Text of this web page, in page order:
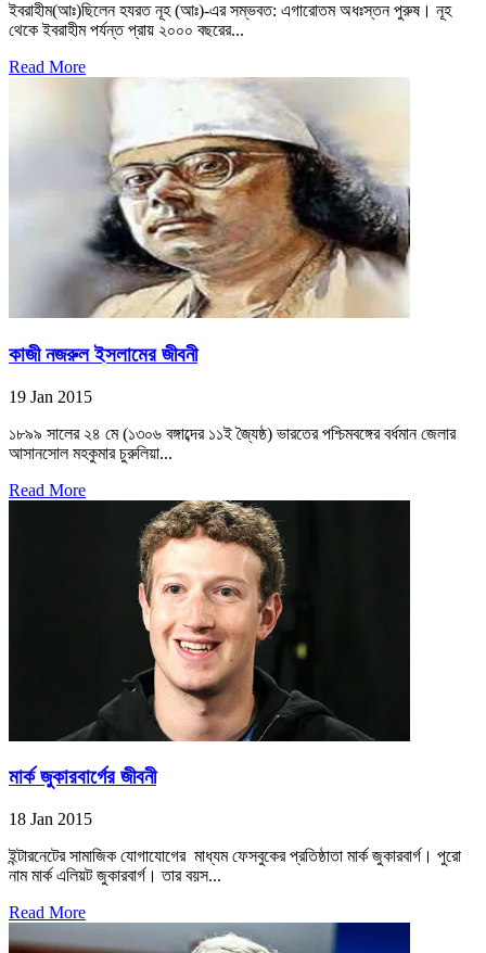
ইবরাহীম(আঃ)ছিলেন হযরত নূহ (আঃ)-এর সম্ভবত: এগারোতম অধঃস্তন পুরুষ। নূহ
থেকে ইবরাহীম পর্যন্ত প্রায় ২০০০ বছরের...
Read More
কাজী নজরুল ইসলামের জীবনী
19 Jan 2015
১৮৯৯ সালের ২৪ মে (১৩০৬ বঙ্গাব্দের ১১ই জ্যৈষ্ঠ) ভারতের পশ্চিমবঙ্গের বর্ধমান জেলার
আসানসোল মহকুমার চুরুলিয়া...
Read More
মার্ক জুকারবার্গের জীবনী
18 Jan 2015
ইন্টারনেটের সামাজিক যোগাযোগের মাধ্যম ফেসবুকের প্রতিষ্ঠাতা মার্ক জুকারবার্গ। পুরো
নাম মার্ক এলিয়ট জুকারবার্গ। তার বয়স...
Read More